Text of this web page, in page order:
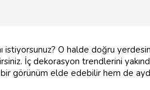
istiyorsunuz? O halde doğru
İç dekorasyon trendlerini
görünüm elde edebilir hem de